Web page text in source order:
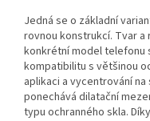
Jedná se o základní
rovnou konstrukcí. Tvar
konkrétní model telefonu
kompatibilitu s většinou
aplikaci a vycentrování
ponechává dilatační
typu ochranného skla.